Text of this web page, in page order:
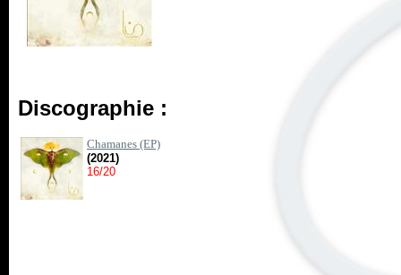
Discographie :
Chamanes (EP)
(2021)
16/20